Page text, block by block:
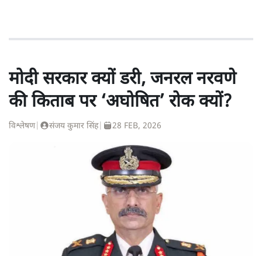
मोदी सरकार क्यों डरी, जनरल नरवणे
की किताब पर ‘अघोषित’ रोक क्यों?
विश्लेषण| संजय कुमार सिंह| 28 FEB, 2026